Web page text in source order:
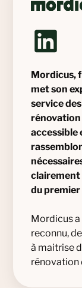
Mordicus,
met son
service
rénovation
accessible
du premier
Mordicus a
reconnu,
à maitrise
rénovation